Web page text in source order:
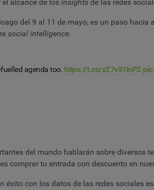
alcance de los insights de las redes
del 9 al 11 de mayo, es un paso
social intelligence.
agenda too. https://t.co/zZ7v51lnPZ
del mundo hablarán sobre diversos
comprar tu entrada con descuento en
con los datos de las redes sociales